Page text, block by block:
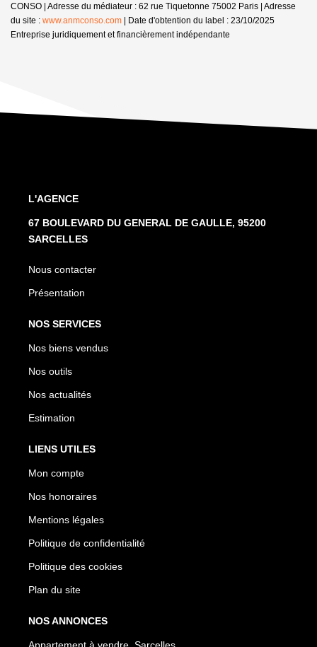
CONSO | Adresse du médiateur : 62 rue Tiquetonne 75002 Paris | Adresse
du site : www.anmconso.com | Date d'obtention du label : 23/10/2025
Entreprise juridiquement et financièrement indépendante
L'AGENCE
67 BOULEVARD DU GENERAL DE GAULLE, 95200
SARCELLES
Nous contacter
Présentation
NOS SERVICES
Nos biens vendus
Nos outils
Nos actualités
Estimation
LIENS UTILES
Mon compte
Nos honoraires
Mentions légales
Politique de confidentialité
Politique des cookies
Plan du site
NOS ANNONCES